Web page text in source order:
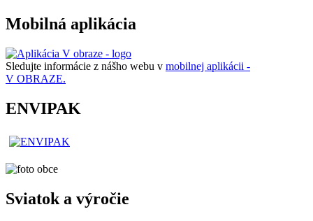
Mobilná aplikácia
Sledujte informácie z nášho webu v mobilnej aplikácii -
V OBRAZE.
ENVIPAK
Sviatok a výročie